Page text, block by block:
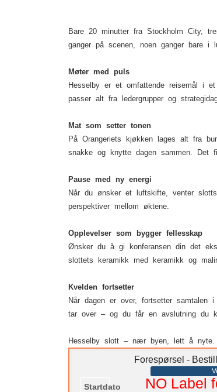
Bare 20 minutter fra Stockholm City,
ganger på scenen, noen ganger bare
Møter med puls
Hesselby er et omfattende reisemål i
passer alt fra ledergrupper og
Mat som setter tonen
På Orangeriets kjøkken lages alt fra
snakke og knytte dagen sammen. Det
Pause med ny energi
Når du ønsker et luftskifte, venter
perspektiver mellom øktene.
Opplevelser som bygger fellesskap
Ønsker du å gi konferansen din det
slottets keramikk med keramikk og
Kvelden fortsetter
Når dagen er over, fortsetter
tar over – og du får en avslutning du
Hesselby slott – nær byen, lett å nyte.
Forespørsel -
Startdato NO Label